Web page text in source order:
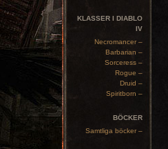
KLASSER I DIABLO
IV
Necromancer –
Barbarian –
Sorceress –
Rogue –
Druid –
Spiritborn –
BÖCKER
Samtliga böcker –